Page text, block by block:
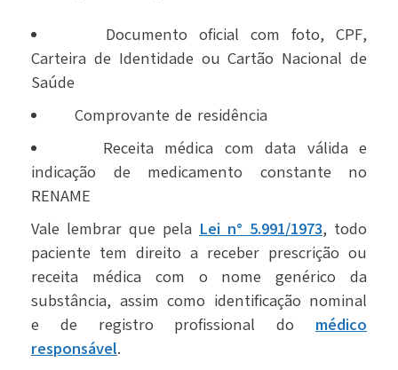
Documento oficial com foto, CPF,
Carteira de Identidade ou Cartão Nacional de
Saúde
Comprovante de residência
Receita médica com data válida e
indicação de medicamento constante no
RENAME
Vale lembrar que pela Lei n° 5.991/1973, todo
paciente tem direito a receber prescrição ou
receita médica com o nome genérico da
substância, assim como identificação nominal
e de registro profissional do médico
responsável.